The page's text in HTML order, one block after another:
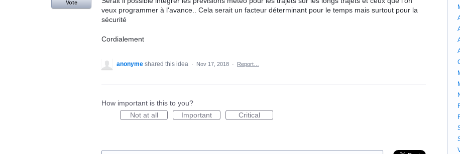
veux programmer à l'avance.. Cela serait un facteur déterminant pour le temps mais surtout pour la
sécurité
Cordialement
Vote
anonyme shared this idea · Nov 17, 2018 · Report…
How important is this to you?
Not at all
Important Critical